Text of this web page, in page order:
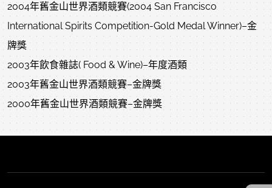
2004年舊金山世界酒類競賽(2004 San Francisco
International Spirits Competition-Gold Medal Winner)–金
牌獎
2003年飲食雜誌( Food & Wine)–年度酒類
2003年舊金山世界酒類競賽–金牌獎
2000年舊金山世界酒類競賽–金牌獎